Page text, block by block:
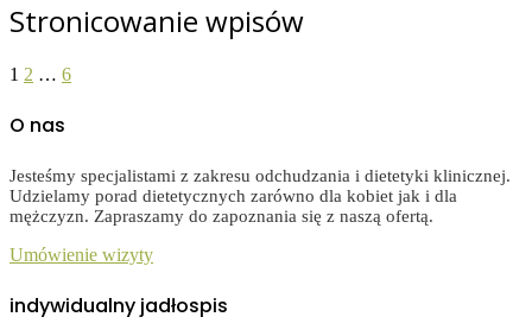
Stronicowanie wpisów
1 2 … 6
O nas
Jesteśmy specjalistami z zakresu odchudzania i dietetyki klinicznej.
Udzielamy porad dietetycznych zarówno dla kobiet jak i dla
mężczyzn. Zapraszamy do zapoznania się z naszą ofertą.
Umówienie wizyty
indywidualny jadłospis